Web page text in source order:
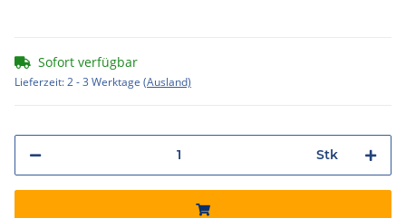
Sofort verfügbar
Lieferzeit:2 - 3 Werktage (Ausland)
Stk